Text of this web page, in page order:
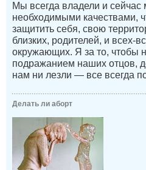
Мы всегда владели и
необходимыми качествами,
защитить себя, свою
близких, родителей, и всех-
окружающих. Я за то, чтобы
подражанием наших отцов,
нам ни лезли — все всегда
Делать ли аборт